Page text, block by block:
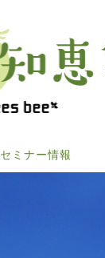
セミナー情報